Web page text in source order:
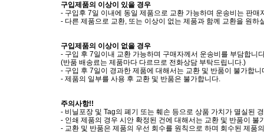
구입제품의 이상이 있을 경우
- 구입후 7일 이내에 동일 제품으로 교환 가능하며 운송비는 판매
- 다른 제품으로 교환, 또는 이상이 없는 제품과 함께 교환을 원하
구입제품의 이상이 없을 경우
- 구입 후 7일이내 교환 가능하며 구매자께서 운송비를 부담합니
(반품 배송료는 제품마다 다르므로 전화상담 부탁드립니다.)
- 구입 후 7일이 경과한 제품에 대해서는 교환 및 반품이 불가합니
- 제품의 일부를 사용 후 교환 및 반품은 불가합니다.
주의사항!!
- 비닐포장 및 Tag의 폐기 또는 훼손 등으로 상품 가치가 멸실된
- 인쇄 제품의 경우 시안 확정된 건에 대해서는 교환 및 반품이 불
- 교환 및 반품은 제품의 우선 회수를 원칙으로 하며 회수된 제품